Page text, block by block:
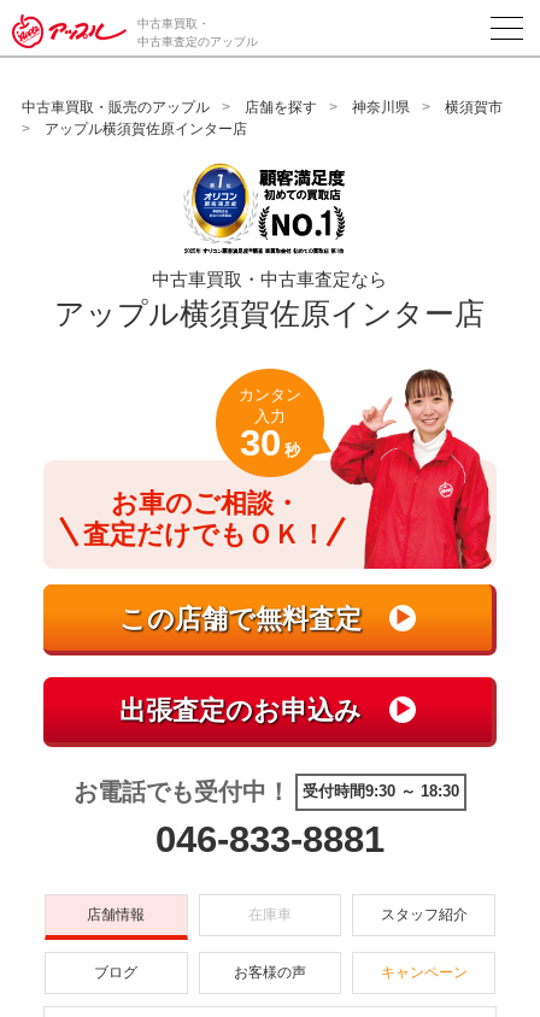
/*ABテスト_新規査定フォームの為のCVボタン*/
中古車買取・
中古車査定のアップル
中古車買取・販売のアップル 店舗を探す 神奈川県
横須賀市
アップル横須賀佐原インター店
中古車買取・中古車査定なら
アップル横須賀佐原インター店
お車のご相談・
査定だけでもＯＫ！
カンタン
入力
30 秒
お電話でも受付中！ 受付時間9:30 ～ 18:30
046-833-8881
店舗情報 在庫車 スタッフ紹介
ブログ お客様の声 キャンペーン